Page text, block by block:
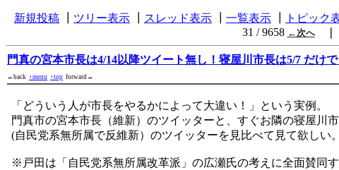
新規投稿 ツリー表示 スレッド表示 一覧表示 トピック
31 / 9658 ←次へ
門真の宮本市長は4/14以降ツイート無し！寝屋川市長は5/7 だけ
←back ↑menu ↑top forward→
「どういう人が市長をやるかによって大違い！」という実例。
門真市の宮本市長（維新）のツイッターと、すぐお隣の寝屋川
(自民党系無所属で反維新）のツイッターを見比べて見て欲しい。
※戸田は「自民党系無所属改革派」の広瀬氏の考えに全面賛同